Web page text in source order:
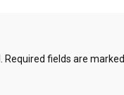
Required fields are marked